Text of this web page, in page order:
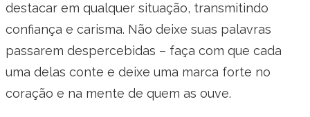
destacar em qualquer situação, transmitindo
confiança e carisma. Não deixe suas palavras
passarem despercebidas – faça com que cada
uma delas conte e deixe uma marca forte no
coração e na mente de quem as ouve.